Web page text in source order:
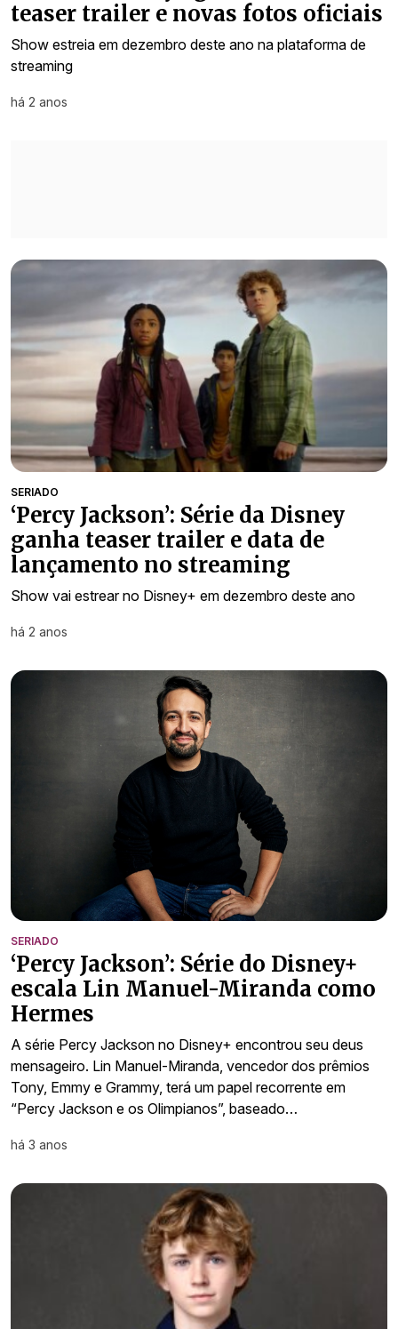
teaser trailer e novas fotos oficiais
Show estreia em dezembro deste ano na plataforma de
streaming
há 2 anos
SERIADO
‘Percy Jackson’: Série da Disney
ganha teaser trailer e data de
lançamento no streaming
Show vai estrear no Disney+ em dezembro deste ano
há 2 anos
SERIADO
‘Percy Jackson’: Série do Disney+
escala Lin Manuel-Miranda como
Hermes
A série Percy Jackson no Disney+ encontrou seu deus
mensageiro. Lin Manuel-Miranda, vencedor dos prêmios
Tony, Emmy e Grammy, terá um papel recorrente em
“Percy Jackson e os Olimpianos”, baseado…
há 3 anos